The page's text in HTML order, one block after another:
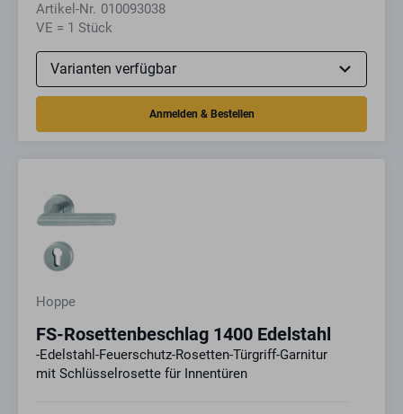
Artikel-Nr. 010093038
VE = 1 Stück
Hoppe
FS-Rosettenbeschlag 1400 Edelstahl
-Edelstahl-Feuerschutz-Rosetten-Türgriff-Garnitur
mit Schlüsselrosette für Innentüren